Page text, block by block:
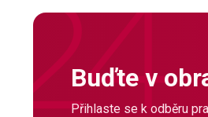
Buďte v
Přihlaste se k odběru